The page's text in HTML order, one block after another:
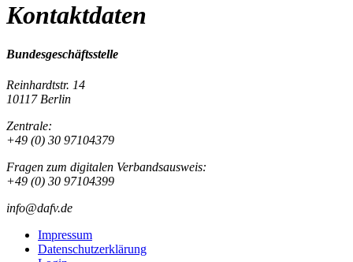
Kontaktdaten
Bundesgeschäftsstelle
Reinhardtstr. 14
10117 Berlin
Zentrale:
+49 (0) 30 97104379
Fragen zum digitalen Verbandsausweis:
+49 (0) 30 97104399
info@dafv.de
Impressum
Datenschutzerklärung